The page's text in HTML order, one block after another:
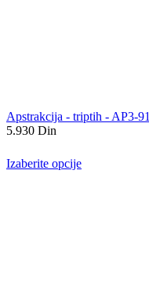
Apstrakcija - triptih - AP3-91
5.930 Din
Izaberite opcije